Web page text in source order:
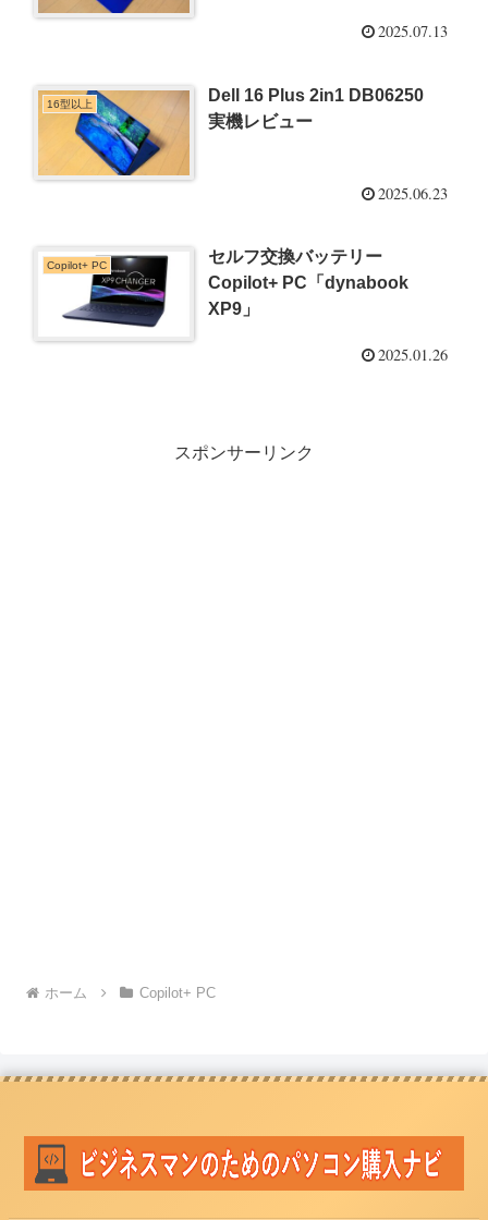
2025.07.13
16型以上
Dell 16 Plus 2in1 DB06250
実機レビュー
2025.06.23
Copilot+ PC
セルフ交換バッテリー
Copilot+ PC「dynabook
XP9」
2025.01.26
スポンサーリンク
ホーム Copilot+ PC